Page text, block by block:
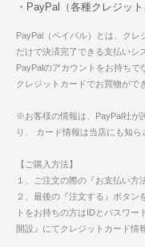
・PayPal（各種クレジット
PayPal（ペイパル）とは、ク
だけで決済完了できる支払いシ
PayPalのアカウントをお持ち
クレジットカードでお買物がで
※お客様の情報は、PayPal社が
り、 カード情報は当店にも知ら
【ご購入方法】
１、ご注文の際の『お支払い方
２、最後の『注文する』ボタン
トをお持ちの方はIDとパスワー
開設』にてクレジットカード情